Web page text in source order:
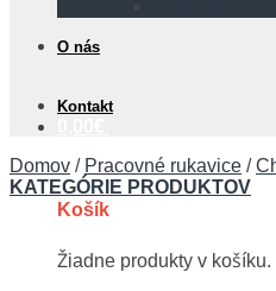
Košík
Žiadne produkty v košíku.
O nás
Kontakt
Domov / Pracovné rukavice /
KATEGÓRIE PRODUKTOV